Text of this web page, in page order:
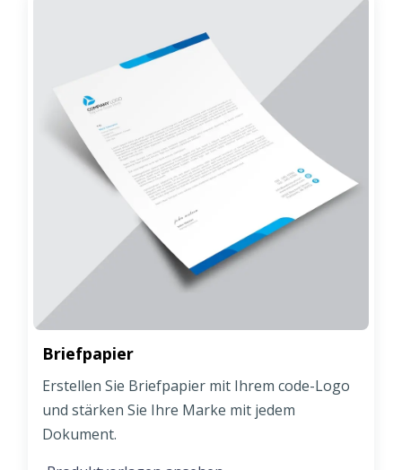
Briefpapier
Erstellen Sie Briefpapier mit Ihrem code-Logo
und stärken Sie Ihre Marke mit jedem
Dokument.